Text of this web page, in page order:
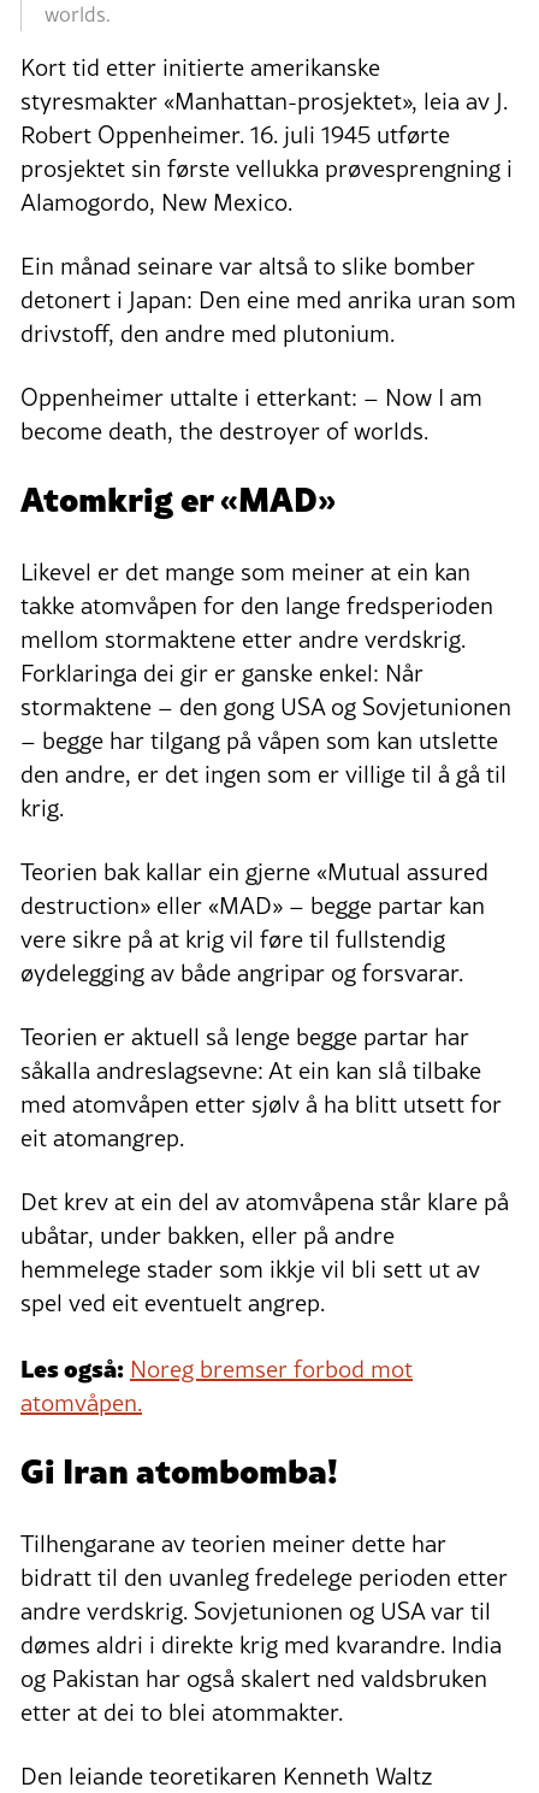
worlds.
Kort tid etter initierte amerikanske
styresmakter «Manhattan-prosjektet», leia av J.
Robert Oppenheimer. 16. juli 1945 utførte
prosjektet sin første vellukka prøvesprengning i
Alamogordo, New Mexico.
Ein månad seinare var altså to slike bomber
detonert i Japan: Den eine med anrika uran som
drivstoff, den andre med plutonium.
Oppenheimer uttalte i etterkant: – Now I am
become death, the destroyer of worlds.
Atomkrig er «MAD»
Likevel er det mange som meiner at ein kan
takke atomvåpen for den lange fredsperioden
mellom stormaktene etter andre verdskrig.
Forklaringa dei gir er ganske enkel: Når
stormaktene – den gong USA og Sovjetunionen
– begge har tilgang på våpen som kan utslette
den andre, er det ingen som er villige til å gå til
krig.
Teorien bak kallar ein gjerne «Mutual assured
destruction» eller «MAD» – begge partar kan
vere sikre på at krig vil føre til fullstendig
øydelegging av både angripar og forsvarar.
Teorien er aktuell så lenge begge partar har
såkalla andreslagsevne: At ein kan slå tilbake
med atomvåpen etter sjølv å ha blitt utsett for
eit atomangrep.
Det krev at ein del av atomvåpena står klare på
ubåtar, under bakken, eller på andre
hemmelege stader som ikkje vil bli sett ut av
spel ved eit eventuelt angrep.
Les også: Noreg bremser forbod mot
atomvåpen.
Gi Iran atombomba!
Tilhengarane av teorien meiner dette har
bidratt til den uvanleg fredelege perioden etter
andre verdskrig. Sovjetunionen og USA var til
dømes aldri i direkte krig med kvarandre. India
og Pakistan har også skalert ned valdsbruken
etter at dei to blei atommakter.
Den leiande teoretikaren Kenneth Waltz